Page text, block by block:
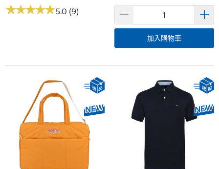
★★★★★
★★★★★5.0 (9)
加入購物車